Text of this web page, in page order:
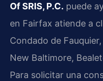
Of SRIS, P.C. puede
en Fairfax atiende a
Condado de
New Baltimore,
Para solicitar una